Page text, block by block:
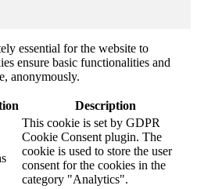
essential for the website to
ensure basic functionalities and
anonymously.
Description
This cookie is set by GDPR
Cookie Consent plugin. The
cookie is used to store the user
consent for the cookies in the
category "Analytics".